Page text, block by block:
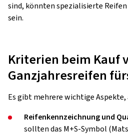
sind, könnten spezialisierte
sein.
Kriterien beim Kauf
Ganzjahresreifen
Es gibt mehrere wichtige
Reifenkennzeichnung und
sollten das M+S-Symbol